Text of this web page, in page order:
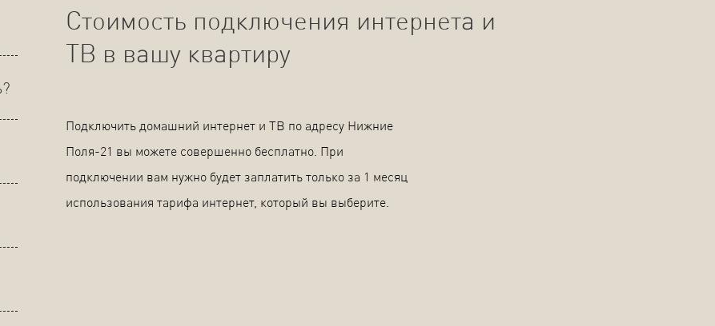
Стоимость подключения интернета и
ТВ в вашу квартиру
Подключить домашний интернет и ТВ по адресу Нижние
Поля-21 вы можете совершенно бесплатно. При
подключении вам нужно будет заплатить только за 1 месяц
использования тарифа интернет, который вы выберите.